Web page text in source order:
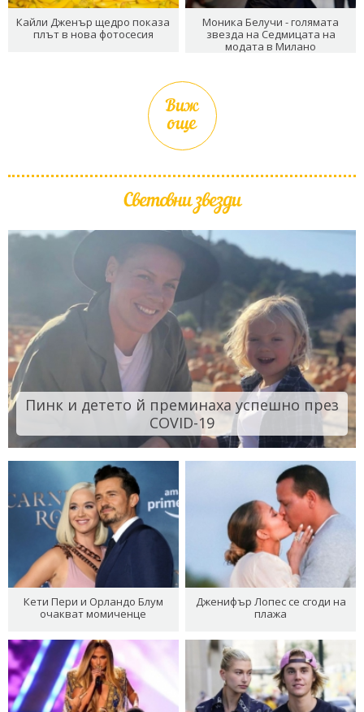
Кайли Дженър щедро показа
плът в нова фотосесия
Моника Белучи - голямата
звезда на Седмицата на
модата в Милано
Виж
още
Световни звезди
Пинк и детето й преминаха успешно през
COVID-19
Кети Пери и Орландо Блум
очакват момиченце
Дженифър Лопес се сгоди на
плажа